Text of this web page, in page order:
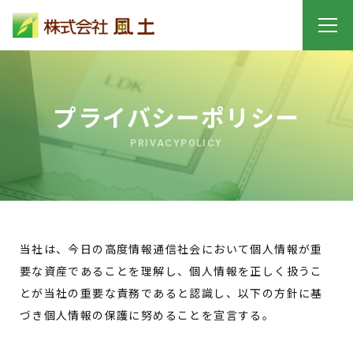
プライバシーポリシー
PRIVACYPOLICY
当社は、今日の高度情報通信社会において個人情報が重
要な資産であることを理解し、個人情報を正しく扱うこ
とが当社の重要な責務であると認識し、以下の方針に基
づき個人情報の保護に努めることを宣言する。